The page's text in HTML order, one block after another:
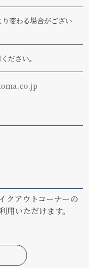
変わる場合がござい
ださい。
クアウトコーナーの
用いただけます。